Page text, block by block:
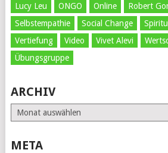
Lucy Leu
ONGO Online
Robert
Selbstempathie
Social Change
Vertiefung
Video Vivet Alevi
Übungsgruppe
ARCHIV
Archiv
META